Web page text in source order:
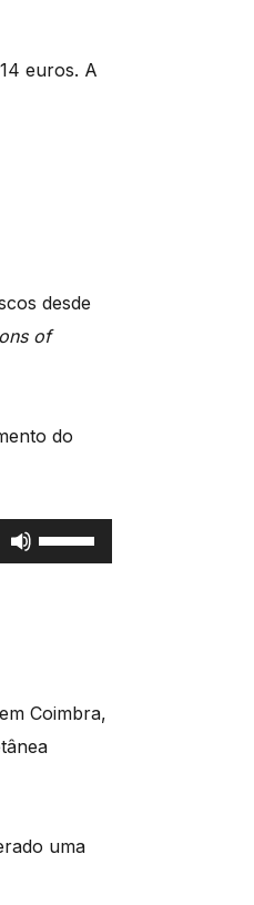
euros. A
desde
of
do
Use
as
Coimbra,
uma